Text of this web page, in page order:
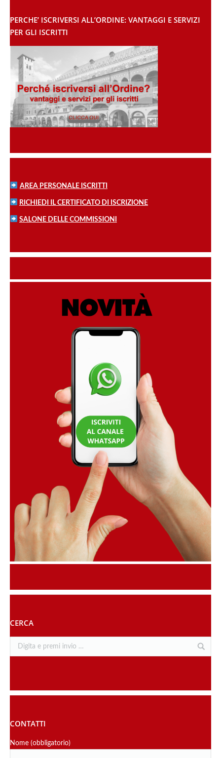
PERCHE’ ISCRIVERSI ALL’ORDINE: VANTAGGI E SERVIZI
PER GLI ISCRITTI
AREA PERSONALE ISCRITTI
RICHIEDI IL CERTIFICATO DI ISCRIZIONE
SALONE DELLE COMMISSIONI
CERCA
CONTATTI
Nome (obbligatorio)